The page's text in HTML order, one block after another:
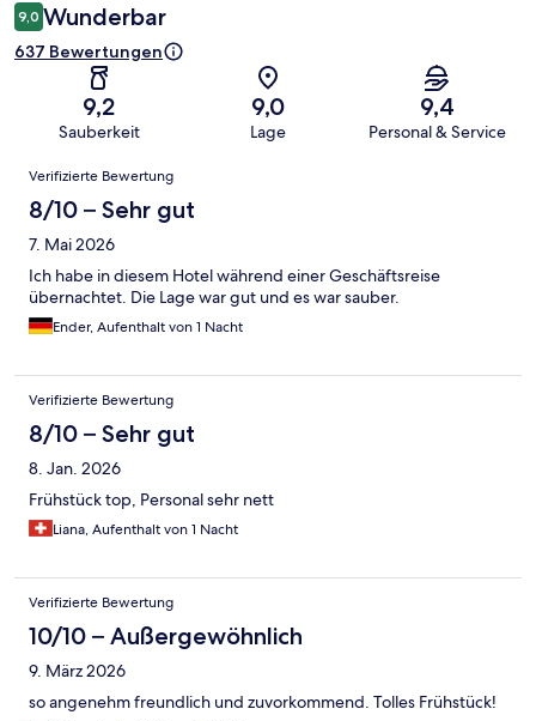
9,0 Wunderbar
637 Bewertungen
9,2
Sauberkeit
9,0
Lage
9,4
Personal & Service
Bewertungen
Verifizierte Bewertung
8/10 – Sehr gut
7. Mai 2026
Ich habe in diesem Hotel während einer Geschäftsreise
übernachtet. Die Lage war gut und es war sauber.
Ender, Aufenthalt von 1 Nacht
Verifizierte Bewertung
8/10 – Sehr gut
8. Jan. 2026
Frühstück top, Personal sehr nett
Liana, Aufenthalt von 1 Nacht
Verifizierte Bewertung
10/10 – Außergewöhnlich
9. März 2026
so angenehm freundlich und zuvorkommend. Tolles Frühstück!